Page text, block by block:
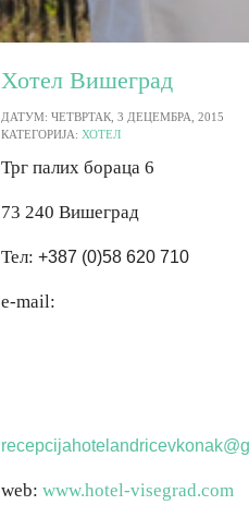
Хотел Вишеград
ДАТУМ: ЧЕТВРТАК, 3 ДЕЦЕМБРА, 2015
КАТЕГОРИЈА: ХОТЕЛ
Трг палих бораца 6
73 240 Вишеград
Тел: +387 (0)58 620 710
e-mail:
web: www.hotel-visegrad.com